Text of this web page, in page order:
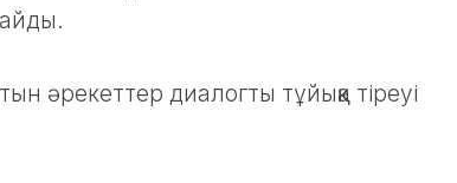
әрекеттер диалогты тұйыққа тіреуі